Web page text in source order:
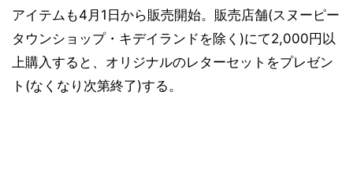
アイテムも4月1日から販売開始。販売店舗(スヌーピー
タウンショップ・キデイランドを除く)にて2,000円以
上購入すると、オリジナルのレターセットをプレゼン
ト(なくなり次第終了)する。